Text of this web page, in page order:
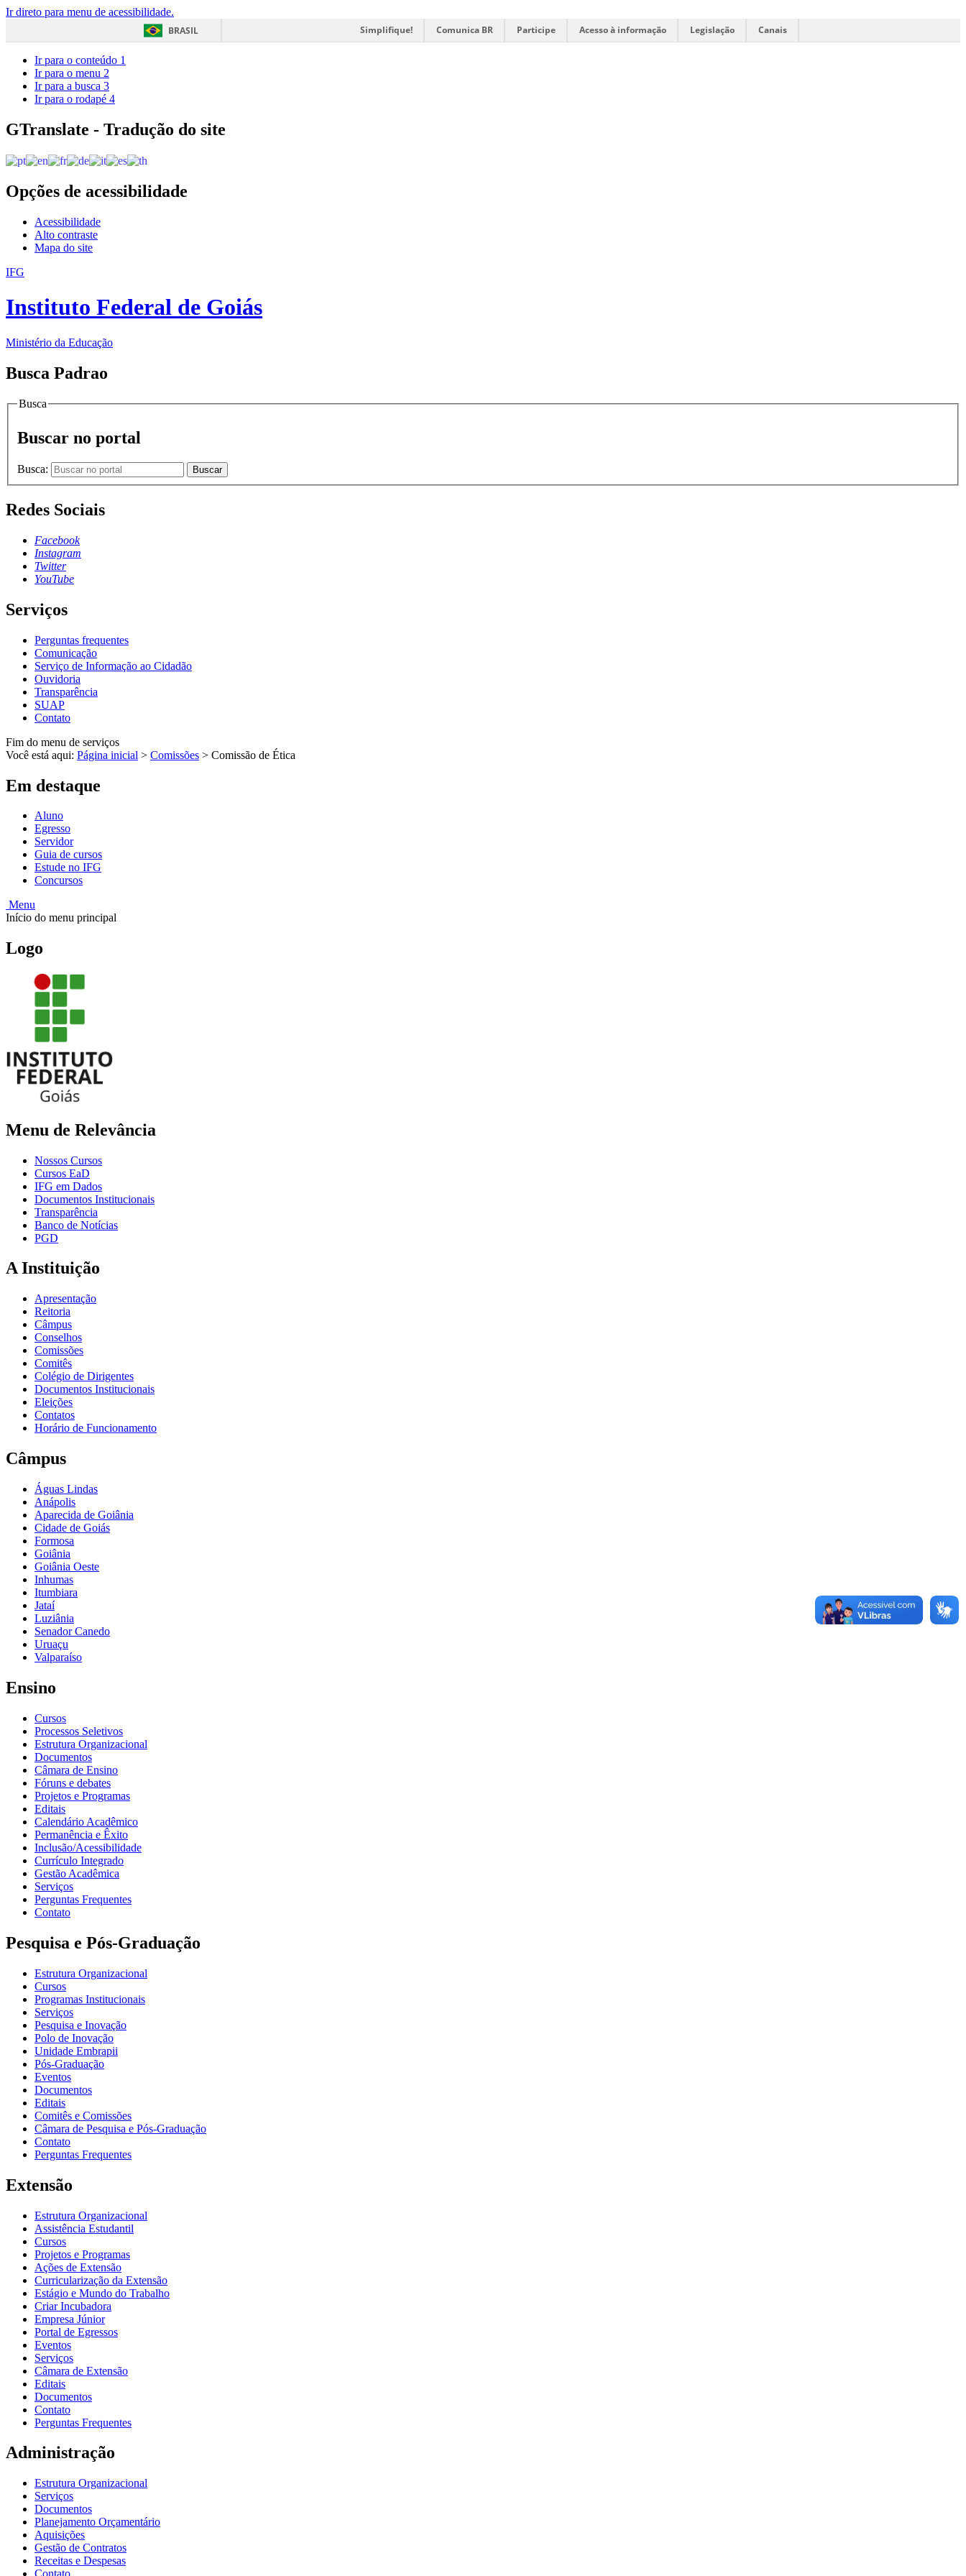
Ir direto para menu de acessibilidade.
BRASIL
Simplifique! Comunica BR Participe Acesso à informação Legislação Canais
Ir para o conteúdo 1
Ir para o menu 2
Ir para a busca 3
Ir para o rodapé 4
GTranslate - Tradução do site
Opções de acessibilidade
Acessibilidade
Alto contraste
Mapa do site
IFG
Instituto Federal de Goiás
Ministério da Educação
Busca Padrao
Busca
Buscar no portal
Busca: Buscar
Redes Sociais
Facebook
Instagram
Twitter
YouTube
Serviços
Perguntas frequentes
Comunicação
Serviço de Informação ao Cidadão
Ouvidoria
Transparência
SUAP
Contato
Fim do menu de serviços
Você está aqui: Página inicial > Comissões > Comissão de Ética
Em destaque
Aluno
Egresso
Servidor
Guia de cursos
Estude no IFG
Concursos
Menu
Início do menu principal
Logo
Menu de Relevância
Nossos Cursos
Cursos EaD
IFG em Dados
Documentos Institucionais
Transparência
Banco de Notícias
PGD
A Instituição
Apresentação
Reitoria
Câmpus
Conselhos
Comissões
Comitês
Colégio de Dirigentes
Documentos Institucionais
Eleições
Contatos
Horário de Funcionamento
Câmpus
Águas Lindas
Anápolis
Aparecida de Goiânia
Cidade de Goiás
Formosa
Goiânia
Goiânia Oeste
Inhumas
Itumbiara
Jataí
Luziânia
Senador Canedo
Uruaçu
Valparaíso
Ensino
Cursos
Processos Seletivos
Estrutura Organizacional
Documentos
Câmara de Ensino
Fóruns e debates
Projetos e Programas
Editais
Calendário Acadêmico
Permanência e Êxito
Inclusão/Acessibilidade
Currículo Integrado
Gestão Acadêmica
Serviços
Perguntas Frequentes
Contato
Pesquisa e Pós-Graduação
Estrutura Organizacional
Cursos
Programas Institucionais
Serviços
Pesquisa e Inovação
Polo de Inovação
Unidade Embrapii
Pós-Graduação
Eventos
Documentos
Editais
Comitês e Comissões
Câmara de Pesquisa e Pós-Graduação
Contato
Perguntas Frequentes
Extensão
Estrutura Organizacional
Assistência Estudantil
Cursos
Projetos e Programas
Ações de Extensão
Curricularização da Extensão
Estágio e Mundo do Trabalho
Criar Incubadora
Empresa Júnior
Portal de Egressos
Eventos
Serviços
Câmara de Extensão
Editais
Documentos
Contato
Perguntas Frequentes
Administração
Estrutura Organizacional
Serviços
Documentos
Planejamento Orçamentário
Aquisições
Gestão de Contratos
Receitas e Despesas